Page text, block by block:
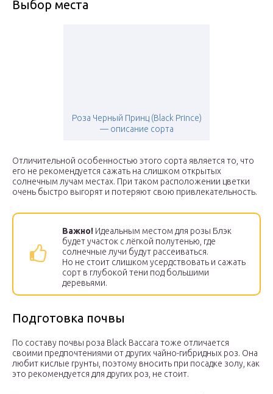
Выбор места
Роза Черный Принц (Black Prince)
— описание сорта
Отличительной особенностью этого сорта является то, что
его не рекомендуется сажать на слишком открытых
солнечным лучам местах. При таком расположении цветки
очень быстро выгорят и потеряют свою привлекательность.
Важно! Идеальным местом для розы Блэк
будет участок с лёгкой полутенью, где
солнечные лучи будут рассеиваться.
Но не стоит слишком усердствовать и сажать
сорт в глубокой тени под большими
деревьями.
Подготовка почвы
По составу почвы роза Black Baccara тоже отличается
своими предпочтениями от других чайно-гибридных роз. Она
любит кислые грунты, поэтому вносить при посадке золу, как
это рекомендуется для других роз, не стоит.